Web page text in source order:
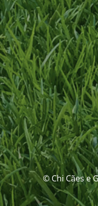
© Chi Cães e